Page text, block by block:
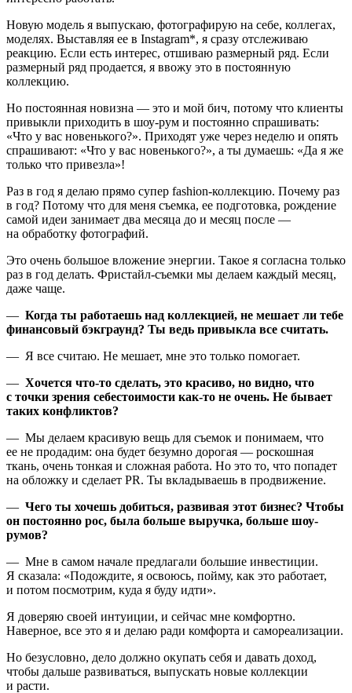
Новую модель я выпускаю, фотографирую на себе, коллегах,
моделях. Выставляя ее в Instagram*, я сразу отслеживаю
реакцию. Если есть интерес, отшиваю размерный ряд. Если
размерный ряд продается, я ввожу это в постоянную
коллекцию.
Но постоянная новизна — это и мой бич, потому что клиенты
привыкли приходить в шоу-рум и постоянно спрашивать:
«Что у вас новенького?». Приходят уже через неделю и опять
спрашивают: «Что у вас новенького?», а ты думаешь: «Да я же
только что привезла»!
Раз в год я делаю прямо супер fashion-коллекцию. Почему раз
в год? Потому что для меня съемка, ее подготовка, рождение
самой идеи занимает два месяца до и месяц после —
на обработку фотографий.
Это очень большое вложение энергии. Такое я согласна только
раз в год делать. Фристайл-съемки мы делаем каждый месяц,
даже чаще.
— Когда ты работаешь над коллекцией, не мешает ли тебе
финансовый бэкграунд? Ты ведь привыкла все считать.
— Я все считаю. Не мешает, мне это только помогает.
— Хочется что-то сделать, это красиво, но видно, что
с точки зрения себестоимости как-то не очень. Не бывает
таких конфликтов?
— Мы делаем красивую вещь для съемок и понимаем, что
ее не продадим: она будет безумно дорогая — роскошная
ткань, очень тонкая и сложная работа. Но это то, что попадет
на обложку и сделает PR. Ты вкладываешь в продвижение.
— Чего ты хочешь добиться, развивая этот бизнес? Чтобы
он постоянно рос, была больше выручка, больше шоу-
румов?
— Мне в самом начале предлагали большие инвестиции.
Я сказала: «Подождите, я освоюсь, пойму, как это работает,
и потом посмотрим, куда я буду идти».
Я доверяю своей интуиции, и сейчас мне комфортно.
Наверное, все это я и делаю ради комфорта и самореализации.
Но безусловно, дело должно окупать себя и давать доход,
чтобы дальше развиваться, выпускать новые коллекции
и расти.